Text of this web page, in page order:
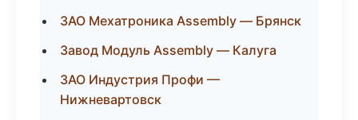
ЗАО Мехатроника Assembly — Брянск
Завод Модуль Assembly — Калуга
ЗАО Индустрия Профи —
Нижневартовск